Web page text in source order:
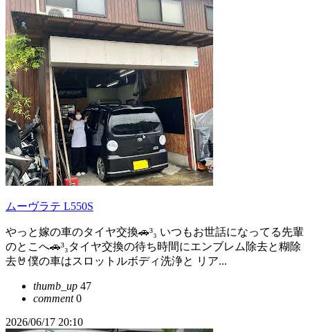
ムーヴラテ L550S
やっと嫁の車のタイヤ交換🚗³₃ いつもお世話になってる先輩
のとこへ🚗³₃タイヤ交換の待ち時間にエンブレム除去と糊除
去🤘僕の車はスロットルボディ洗浄と リア...
thumb_up 47
comment0
2026/06/17 20:10